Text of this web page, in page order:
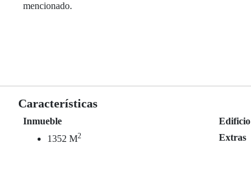
mencionado.
Características
Inmueble
1352 M2
Edificio
Extras